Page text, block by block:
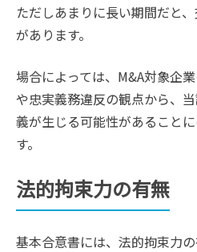
ただしあまりに長い期間だと
があります。
場合によっては、M&A対象企
や忠実義務違反の観点から、
義が生じる可能性があること
す。
法的拘束力の有無
基本合意書には、法的拘束力